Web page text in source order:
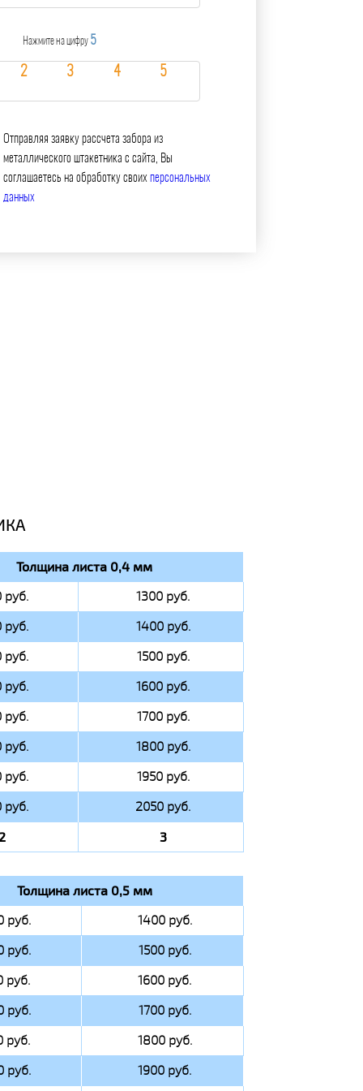
Нажмите на цифру 5
Отправляя заявку рассчета забора из
металлического штакетника с сайта, Вы
соглашаетесь на обработку своих персональных
данных
Толщина листа 0,4 мм
руб.
1300 руб.
руб.
1400 руб.
руб.
1500 руб.
руб.
1600 руб.
руб.
1700 руб.
руб.
1800 руб.
руб.
1950 руб.
руб.
2050 руб.
3
Толщина листа 0,5 мм
руб.
1400 руб.
руб.
1500 руб.
руб.
1600 руб.
руб.
1700 руб.
руб.
1800 руб.
руб.
1900 руб.